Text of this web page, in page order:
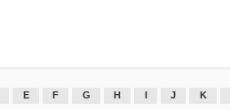
E F G H J K